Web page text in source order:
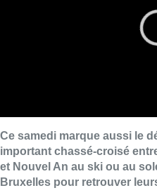
Ce samedi marque aussi le
important chassé-croisé
et Nouvel An au ski ou au
Bruxelles pour retrouver